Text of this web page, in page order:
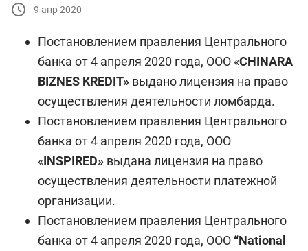
9 апр 2020
Постановлением правления Центрального
банка от 4 апреля 2020 года, ООО «CHINARA
BIZNES KREDIT» выдано лицензия на право
осуществления деятельности ломбарда.
Постановлением правления Центрального
банка от 4 апреля 2020 года, ООО
«INSPIRED» выдана лицензия на право
осуществления деятельности платежной
организации.
Постановлением правления Центрального
банка от 4 апреля 2020 года, ООО “Natiоnal